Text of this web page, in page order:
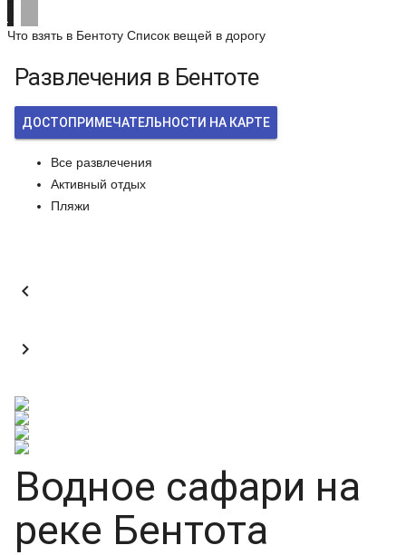
Что взять в Бентоту Список вещей в дорогу
Развлечения в Бентоте
ДОСТОПРИМЕЧАТЕЛЬНОСТИ НА КАРТЕ
Все развлечения
Активный отдых
Пляжи


Водное сафари на
реке Бентота